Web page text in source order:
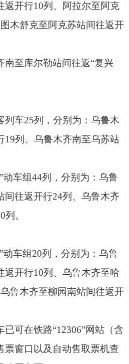
返开行24列、乌鲁木齐
组20列，分别为：乌鲁
行10列、乌鲁木齐至哈
在铁路“12306”网站（含
口以及自动售取票机查
票。